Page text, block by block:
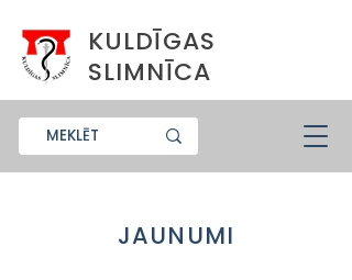
KULDĪGAS
SLIMNĪCA
JAUNUMI